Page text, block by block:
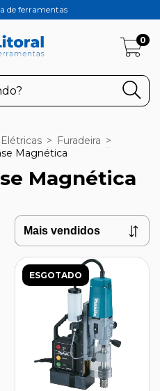
de ferramentas
0
> Furadeira >
Magnética
Magnética
ESGOTADO